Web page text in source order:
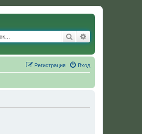
Поиск
Вход
Регистрация